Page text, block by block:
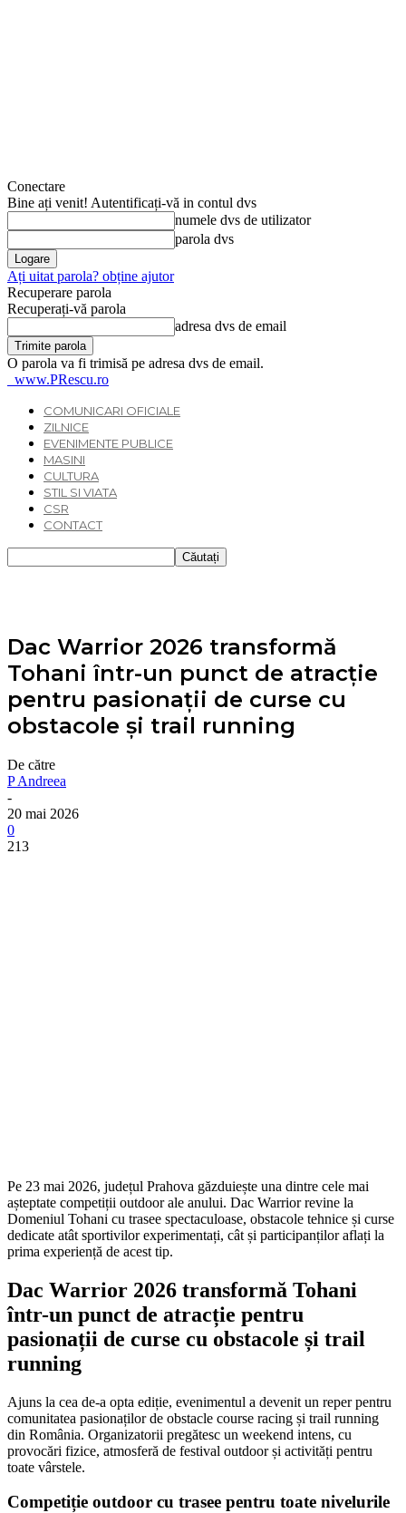
Conectare
Bine ați venit! Autentificați-vă in contul dvs
numele dvs de utilizator
parola dvs
Ați uitat parola? obține ajutor
Recuperare parola
Recuperați-vă parola
adresa dvs de email
O parola va fi trimisă pe adresa dvs de email.
www.PRescu.ro
COMUNICARI OFICIALE
ZILNICE
EVENIMENTE PUBLICE
MASINI
CULTURA
STIL SI VIATA
CSR
CONTACT
Dac Warrior 2026 transformă
Tohani într-un punct de atracție
pentru pasionații de curse cu
obstacole și trail running
De către
P Andreea
-
20 mai 2026
0
213
Pe 23 mai 2026, județul Prahova găzduiește una dintre cele mai
așteptate competiții outdoor ale anului. Dac Warrior revine la
Domeniul Tohani cu trasee spectaculoase, obstacole tehnice și curse
dedicate atât sportivilor experimentați, cât și participanților aflați la
prima experiență de acest tip.
Dac Warrior 2026 transformă Tohani
într-un punct de atracție pentru
pasionații de curse cu obstacole și trail
running
Ajuns la cea de-a opta ediție, evenimentul a devenit un reper pentru
comunitatea pasionaților de obstacle course racing și trail running
din România. Organizatorii pregătesc un weekend intens, cu
provocări fizice, atmosferă de festival outdoor și activități pentru
toate vârstele.
Competiție outdoor cu trasee pentru toate nivelurile